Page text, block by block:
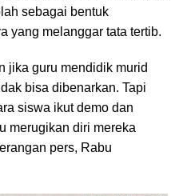
sebagai bentuk
yang melanggar tata tertib.
jika guru mendidik murid
bisa dibenarkan. Tapi
siswa ikut demo dan
merugikan diri mereka
pers, Rabu